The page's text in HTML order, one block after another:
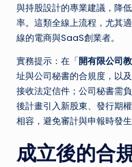
與持股設計的專業建議，降
率。這類全線上流程，尤其
線的電商與SaaS創業者。
實務提示：在「開有限公司
址與公司秘書的合規度，以
接收法定信件；公司秘書需
後計畫引入新股東、發行期
相容，避免審計與申報時發生
成立後的合